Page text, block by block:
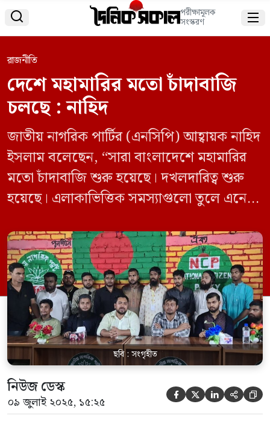
 পরীক্ষামূলক
সংস্করণ 
রাজনীতি
দেশে মহামারির মতো চাঁদাবাজি
চলছে : নাহিদ
জাতীয় নাগরিক পার্টির (এনসিপি) আহ্বায়ক নাহিদ
ইসলাম বলেছেন, “সারা বাংলাদেশে মহামারির
মতো চাঁদাবাজি শুরু হয়েছে। দখলদারিত্ব শুরু
হয়েছে। এলাকাভিত্তিক সমস্যাগুলো তুলে এনে
রাতে মেহেরপুরের মুজিবনগর উপজেলা কার্যালয়
উদ্বোধন শেষে আয়োজিত সভায় তিনি এ কথা
বলেন। এসময় উপস্থিত ছিলেন এনসিপির প্রধান
সমন্বয়ক নাসিরুদ্দিন পাটওয়ারী, কেন্দ্রীয় যুগ্ম
সমন্বয়ক ও মেহেরপুর জেলার […]
ছবি : সংগৃহীত
নিউজ ডেস্ক
০৯ জুলাই ২০২৫, ১৫:২৫     